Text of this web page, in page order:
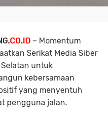
CO.ID – Momentum
Serikat Media Siber
Selatan untuk
kebersamaan
yang menyentuh
pengguna jalan.